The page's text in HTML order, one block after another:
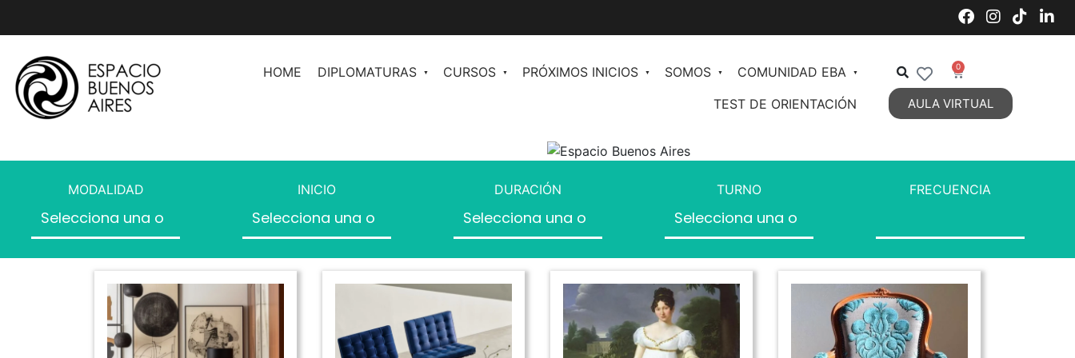
HOME DIPLOMATURAS CURSOS
Asesoramiento de Imagen II
Herramientas Profesionales para
Organización de Espacios
Producción de Moda
Producción de Moda II
Producción de Desfiles
Introducción a la Moda
Comunicación y Periodismo de Moda
Redacción para Moda
Inteligencia Artificial al Servicio de la
Moda
Community Management orientado a
ventas
Decoración de Interiores
Organización de Espacios
Estilos Decorativos 2
Talent Management
PRÓXIMOS INICIOS SOMOS
COMUNIDAD EBA
TEST DE ORIENTACIÓN
0
AULA VIRTUAL
MODALIDAD INICIO DURACIÓN TURNO FRECUENCIA